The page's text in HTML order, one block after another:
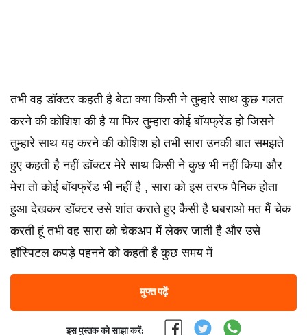
तभी वह डॉक्टर कहती है बेटा क्या किसी ने तुम्हारे साथ कुछ गलत
करने की कोशिश की है या फिर तुम्हारा कोई बॉयफ्रेंड हो जिसने
तुम्हारे साथ यह करने की कोशिश हो तभी सारा उनकी बात समझते
हुए कहती है नहीं डॉक्टर मेरे साथ किसी ने कुछ भी नहीं किया और
मेरा तो कोई बॉयफ्रेंड भी नहीं है , सारा को इस तरफ पैनिक होता
हुआ देखकर डॉक्टर उसे शांत कराते हुए कैसी है घबराओ मत मैं चेक
करती हूं तभी वह सारा को चेकअप में लेकर जाती है और उसे
हॉस्पिटल कपड़े पहनने को कहती है कुछ समय में
मुफ्त पढ़ें
इस पुस्तक को साझा करें: